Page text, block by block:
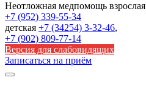
Неотложная медпомощь взрослая
+7 (952) 339-55-34
детская +7 (34254) 3-32-46,
+7 (902) 809-77-14
Версия для слабовидящих
Записаться на приём